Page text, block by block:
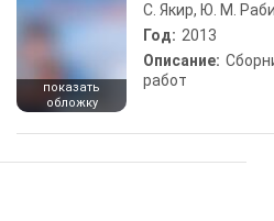
показать
обложку
С. Якир, Ю. М.
Год: 2013
Описание:
работ